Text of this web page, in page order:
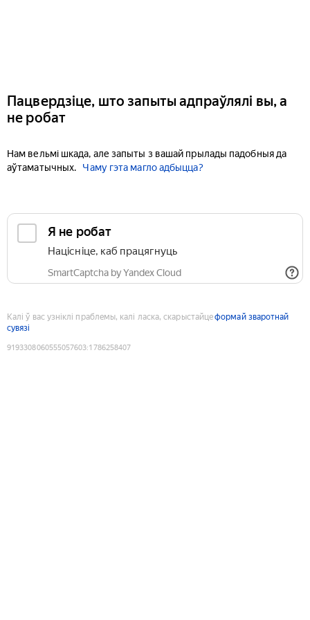
Пацвердзіце, што запыты адпраўлялі вы, а
не робат
Нам вельмі шкада, але запыты з вашай прылады падобныя да
аўтаматычных.
Чаму гэта магло адбыцца?
Я не робат
Націсніце, каб працягнуць
SmartCaptcha by Yandex Cloud
Калі ў вас узніклі праблемы, калі ласка, скарыстайцеформай зваротнай
сувязі
9193308060555057603:1786258407